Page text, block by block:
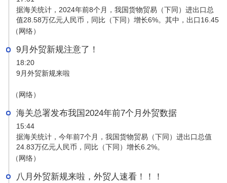
据海关统计，2024年前8个月，我国货物贸易（下同）进出口总
值28.58万亿元人民币，同比（下同）增长6%。其中，出口16.45
万亿元，增长6.9%；进口12.13万亿元，增长4.7%；贸易顺差
（网络）
9月外贸新规注意了！
18:20
9月外贸新规来啦
（网络）
海关总署发布我国2024年前7个月外贸数据
15:44
据海关统计，今年前7个月，我国货物贸易（下同）进出口总值
24.83万亿元人民币，同比（下同）增长6.2%。
（网络）
八月外贸新规来啦，外贸人速看！！！